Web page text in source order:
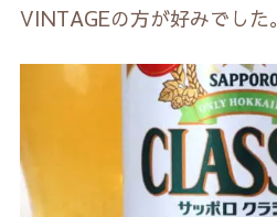
VINTAGEの方が好みでした。